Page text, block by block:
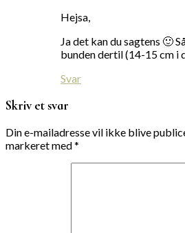
Hejsa,
Ja det kan du sagtens 🙂
bunden dertil (14-15 cm i
Svar
Skriv et svar
Din e-mailadresse vil ikke blive
markeret med*